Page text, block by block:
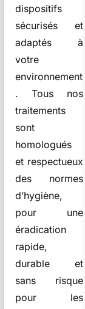
dispositifs
sécurisés et
adaptés à
votre
environnement
. Tous nos
traitements
sont
homologués
et respectueux
des normes
d’hygiène,
pour une
éradication
rapide,
durable et
sans risque
pour les